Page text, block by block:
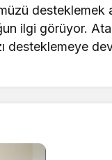
desteklemek
ilgi görüyor.
desteklemeye